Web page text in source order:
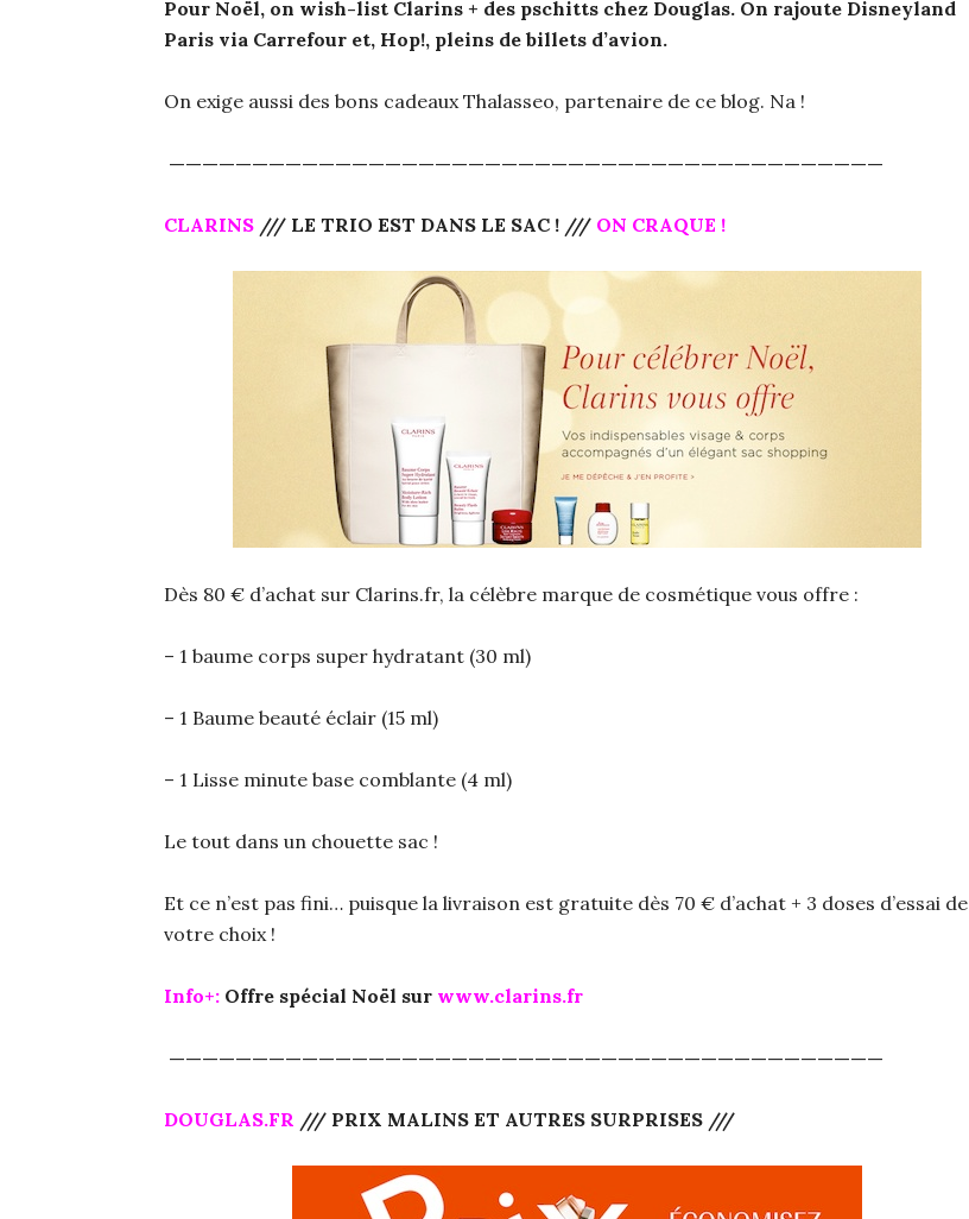
Pour Noël, on wish-list Clarins + des pschitts chez Douglas. On rajoute Disneyland
Paris via Carrefour et, Hop!, pleins de billets d’avion.
On exige aussi des bons cadeaux Thalasseo, partenaire de ce blog. Na !
———————————————————————————————————————————
CLARINS /// LE TRIO EST DANS LE SAC ! /// ON CRAQUE !
Dès 80 € d’achat sur Clarins.fr, la célèbre marque de cosmétique vous offre :
– 1 baume corps super hydratant (30 ml)
– 1 Baume beauté éclair (15 ml)
– 1 Lisse minute base comblante (4 ml)
Le tout dans un chouette sac !
Et ce n’est pas fini… puisque la livraison est gratuite dès 70 € d’achat + 3 doses d’essai de
votre choix !
Info+: Offre spécial Noël sur www.clarins.fr
———————————————————————————————————————————
DOUGLAS.FR /// PRIX MALINS ET AUTRES SURPRISES ///